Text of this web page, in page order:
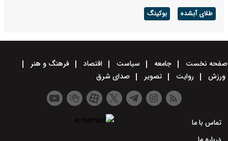
طلای آبشده بوکینگ
صفحه نخست جامعه سیاست اقتصاد
فرهنگ و هنر
ورزش
روایت تصویر صدای شرق
تماس با ما